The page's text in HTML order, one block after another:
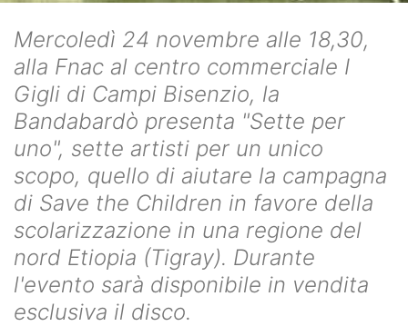
Mercoledì 24 novembre alle 18,30,
alla Fnac al centro commerciale I
Gigli di Campi Bisenzio, la
Bandabardò presenta "Sette per
uno", sette artisti per un unico
scopo, quello di aiutare la campagna
di Save the Children in favore della
scolarizzazione in una regione del
nord Etiopia (Tigray). Durante
l'evento sarà disponibile in vendita
esclusiva il disco.